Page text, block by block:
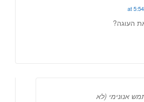
העוגה?
אנונימי (לא